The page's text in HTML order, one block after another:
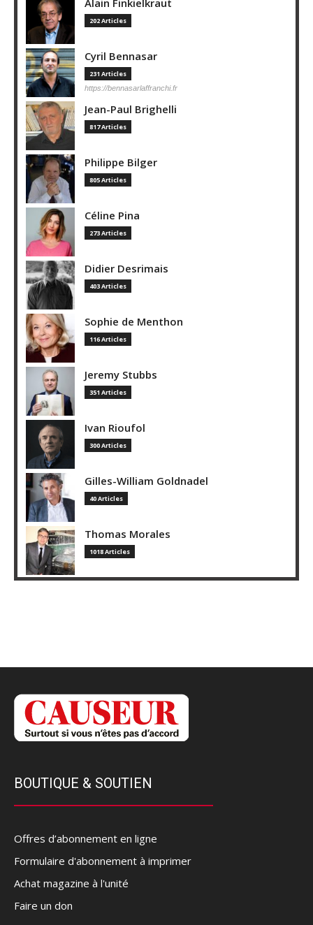
202 Articles
Cyril Bennasar
231 Articles
https://bennasarlaffranchi.fr
Jean-Paul Brighelli
817 Articles
Philippe Bilger
805 Articles
Céline Pina
273 Articles
Didier Desrimais
403 Articles
Sophie de Menthon
116 Articles
Jeremy Stubbs
351 Articles
Ivan Rioufol
300 Articles
Gilles-William Goldnadel
40 Articles
Thomas Morales
1018 Articles
BOUTIQUE & SOUTIEN
Offres d’abonnement en ligne
Formulaire d'abonnement à imprimer
Achat magazine à l'unité
Faire un don